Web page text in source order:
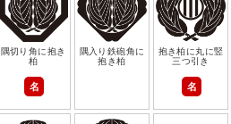
隅切り角に抱き
柏
名
隅入り鉄砲角に
抱き柏
抱き柏に丸に竪
三つ引き
名